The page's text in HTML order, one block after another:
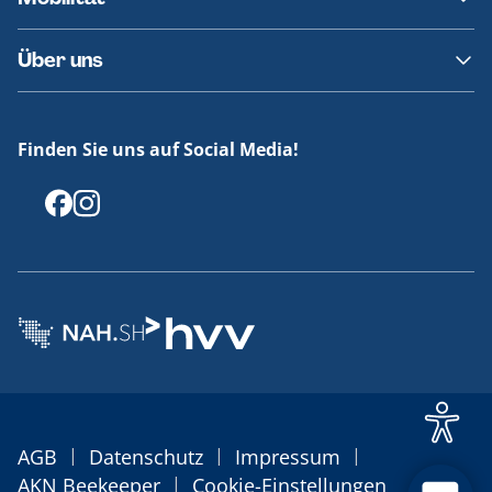
Fundsachen
Häufige Fragen
Barrierefreies Reisen
Erklärung Barrierefreiheit
Über uns
Offenlegungen
Finden Sie uns auf Social Media!
AGB | Datenschutz | Impressum |
AKN Beekeeper | Cookie-Einstellungen